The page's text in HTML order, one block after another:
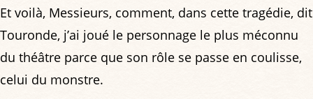
Et voilà, Messieurs, comment, dans cette tragédie, dit
Touronde, j’ai joué le personnage le plus méconnu
du théâtre parce que son rôle se passe en coulisse,
celui du monstre.